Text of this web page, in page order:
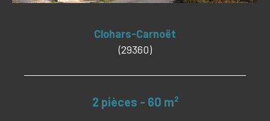
Clohars-Carnoët
(29360)
2 pièces - 60 m²
CRITÈRES SUPPLÉMENTAIRES
PISCINE